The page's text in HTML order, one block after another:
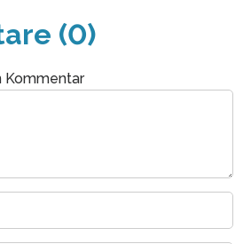
(0)
Kommentar